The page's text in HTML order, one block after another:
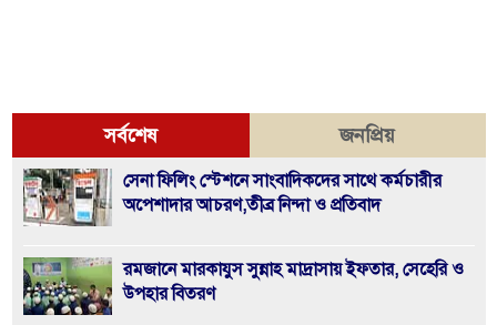
সর্বশেষ জনপ্রিয়
সেনা ফিলিং স্টেশনে সাংবাদিকদের সাথে কর্মচারীর
অপেশাদার আচরণ,তীব্র নিন্দা ও প্রতিবাদ
রমজানে মারকাযুস সুন্নাহ মাদ্রাসায় ইফতার, সেহেরি ও
উপহার বিতরণ